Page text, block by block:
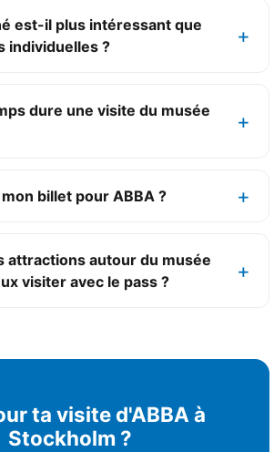
est-il plus intéressant que
individuelles ?
dure une visite du musée
billet pour ABBA ?
attractions autour du musée
visiter avec le pass ?
ta visite d'ABBA à
Stockholm ?